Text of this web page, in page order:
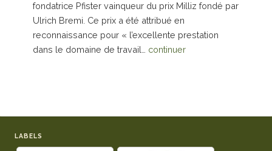
fondatrice Pfister vainqueur du prix Milliz fondé par
Ulrich Bremi. Ce prix a été attribué en
reconnaissance pour « l’excellente prestation
dans le domaine de travail… continuer
LABELS